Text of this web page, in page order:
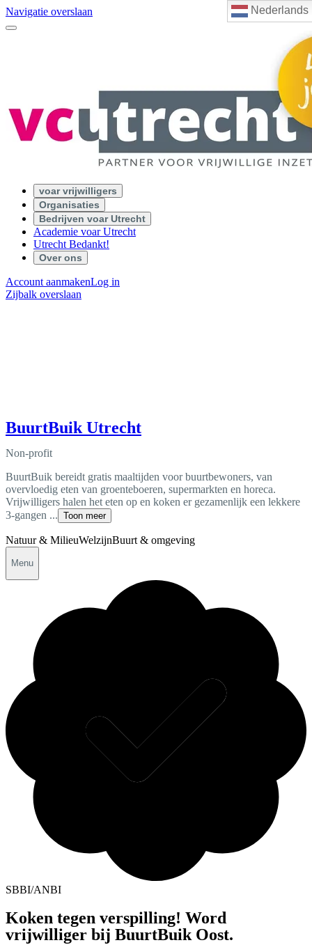
Nederlands
Navigatie overslaan
voar vrijwilligers
Organisaties
Bedrijven voar Utrecht
Academie voar Utrecht
Utrecht Bedankt!
Over ons
Account aanmakenLog in
Zijbalk overslaan
BuurtBuik Utrecht
Non-profit
BuurtBuik bereidt gratis maaltijden voor buurtbewoners, van
overvloedig eten van groenteboeren, supermarkten en horeca.
Vrijwilligers halen het eten op en koken er gezamenlijk een lekkere
3-gangen ... Toon meer
Natuur & MilieuWelzijnBuurt & omgeving
Menu
SBBI/ANBI
Koken tegen verspilling! Word
vrijwilliger bij BuurtBuik Oost.